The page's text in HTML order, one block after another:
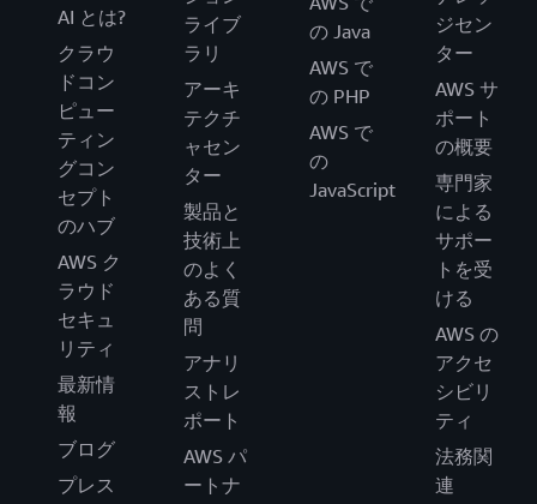
AI とは?
クラウ
ドコン
ピュー
ティン
グコン
セプト
のハブ
AWS ク
ラウド
セキュ
リティ
最新情
報
ブログ
プレス
ライブ
ラリ
アーキ
テクチ
ャセン
ター
製品と
技術上
のよく
ある質
問
アナリ
ストレ
ポート
AWS パ
ートナ
の Java
AWS で
の PHP
AWS で
の
JavaScript
ジセン
ター
AWS サ
ポート
の概要
専門家
による
サポー
トを受
ける
AWS の
アクセ
シビリ
ティ
法務関
連